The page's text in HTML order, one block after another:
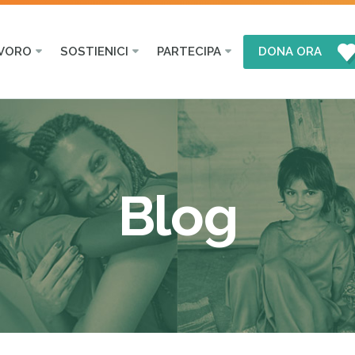
SOSTIENICI PARTECIPA DONA ORA
Blog